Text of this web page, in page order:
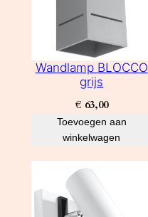
Wandlamp BLOCCO
grijs
€ 63,00
Toevoegen aan
winkelwagen